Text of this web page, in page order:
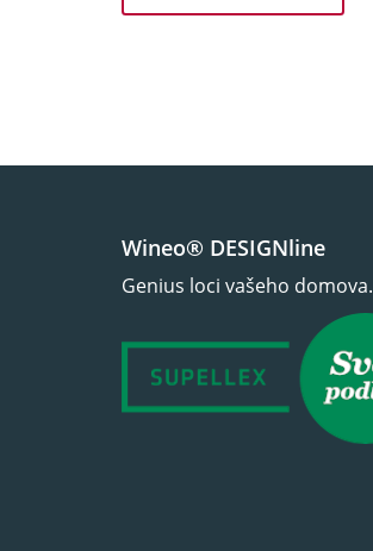
Wineo® DESIGNline
Genius loci vašeho domova.